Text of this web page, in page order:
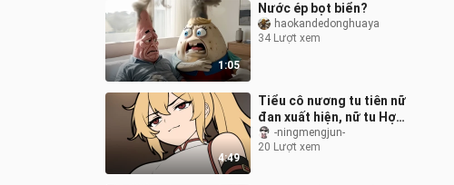
1:05
Nước ép bọt biển?
haokandedonghuaya
34 Lượt xem
4:49
Tiểu cô nương tu tiên nữ
đan xuất hiện, nữ tu Hợp
Hoan muốn làm đạo lữ
của ta?!
-ningmengjun-
20 Lượt xem